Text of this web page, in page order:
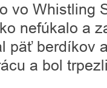
vo Whistling
nefúkalo a
päť berdíkov
a bol